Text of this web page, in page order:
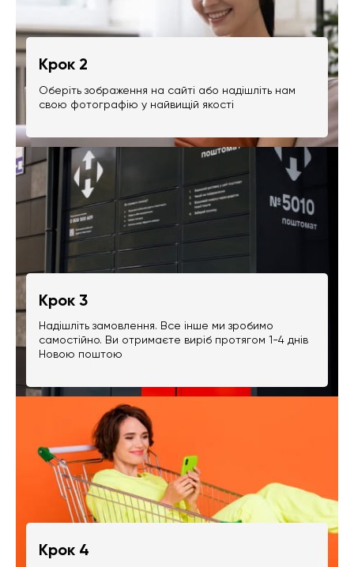
Крок 2
Оберіть зображення на сайті або надішліть нам
свою фотографію у найвищій якості
Крок 3
Надішліть замовлення. Все інше ми зробимо
самостійно. Ви отримаєте виріб протягом 1-4 днів
Новою поштою
Крок 4